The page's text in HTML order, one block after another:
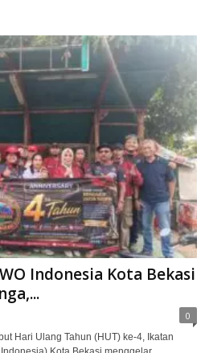
Indonesia Kota Bekasi
0
Hari Ulang Tahun (HUT) ke-4, Ikatan